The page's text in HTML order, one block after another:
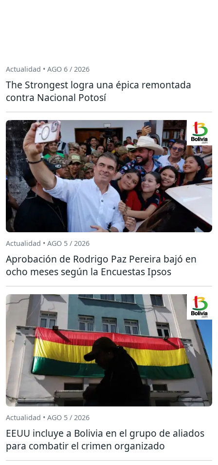
Actualidad • AGO 6 / 2026
The Strongest logra una épica remontada
contra Nacional Potosí
Actualidad • AGO 5 / 2026
Aprobación de Rodrigo Paz Pereira bajó en
ocho meses según la Encuestas Ipsos
Actualidad • AGO 5 / 2026
EEUU incluye a Bolivia en el grupo de aliados
para combatir el crimen organizado